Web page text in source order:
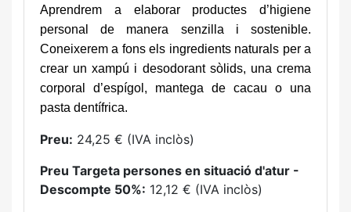
Aprendrem a elaborar productes d’higiene
personal de manera senzilla i sostenible.
Coneixerem a fons els ingredients naturals per a
crear un xampú i desodorant sòlids, una crema
corporal d’espígol, mantega de cacau o una
pasta dentífrica.
Preu: 24,25 € (IVA inclòs)
Preu Targeta persones en situació d'atur -
Descompte 50%: 12,12 € (IVA inclòs)